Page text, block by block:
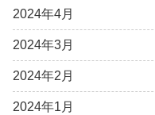
2024年4月
2024年3月
2024年2月
2024年1月